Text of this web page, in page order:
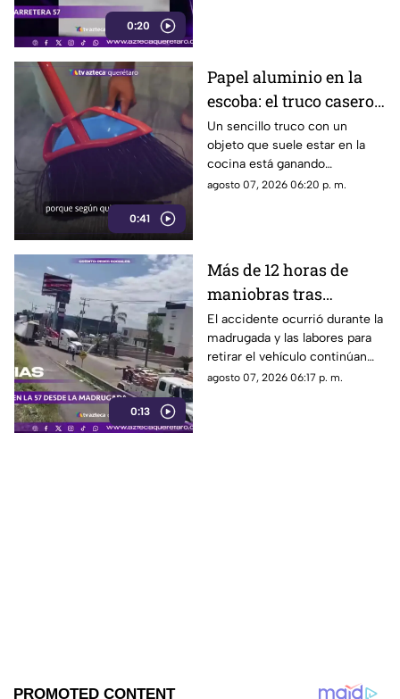
0:20
0:41
Papel aluminio en la
escoba: el truco casero
que se volvió viral
Un sencillo truco con un
objeto que suele estar en la
cocina está ganando
popularidad entre quienes
agosto 07, 2026 06:20 p. m.
0:13
Más de 12 horas de
maniobras tras
volcadura de unidad
pesada en la carretera
57
El accidente ocurrió durante la
madrugada y las labores para
retirar el vehículo continúan
desde hace más de 12 horas en
agosto 07, 2026 06:17 p. m.